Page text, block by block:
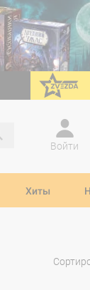
перейти
Войти
Хиты